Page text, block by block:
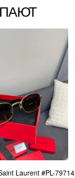
Laurent #PL-79714